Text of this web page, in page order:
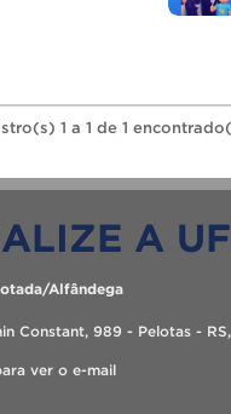
1 a 1 de 1
A
Alfândega
Constant, 989 - Pelotas -
ver o e-mail